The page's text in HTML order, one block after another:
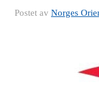
Postet av Norges